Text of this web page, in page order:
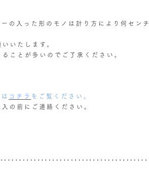
の入った形のモノは計り方により何センチ
いたします。
ことが多いのでご了承ください。
コチラ をご覧ください。
の前にご連絡ください。